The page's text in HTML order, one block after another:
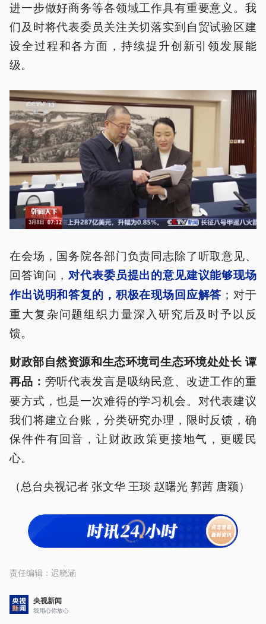
进一步做好商务等各领域工作具有重要意义。我
们及时将代表委员关注关切落实到自贸试验区建
设全过程和各方面，持续提升创新引领发展能
级。
在会场，国务院各部门负责同志除了听取意见、
回答询问， 对代表委员提出的意见建议能够现场
作出说明和答复的，积极在现场回应解答 ；对于
重大复杂问题组织力量深入研究后及时予以反
馈。
财政部自然资源和生态环境司生态环境处处长 谭
再品： 旁听代表发言是吸纳民意、改进工作的重
要方式，也是一次难得的学习机会。对代表建议
我们将建立台账，分类研究办理，限时反馈，确
保件件有回音，让财政政策更接地气，更暖民
心。
（总台央视记者 张文华 王琰 赵曙光 郭茜 唐颖）
责任编辑： 迟晓涵
央视新闻
我用心你放心